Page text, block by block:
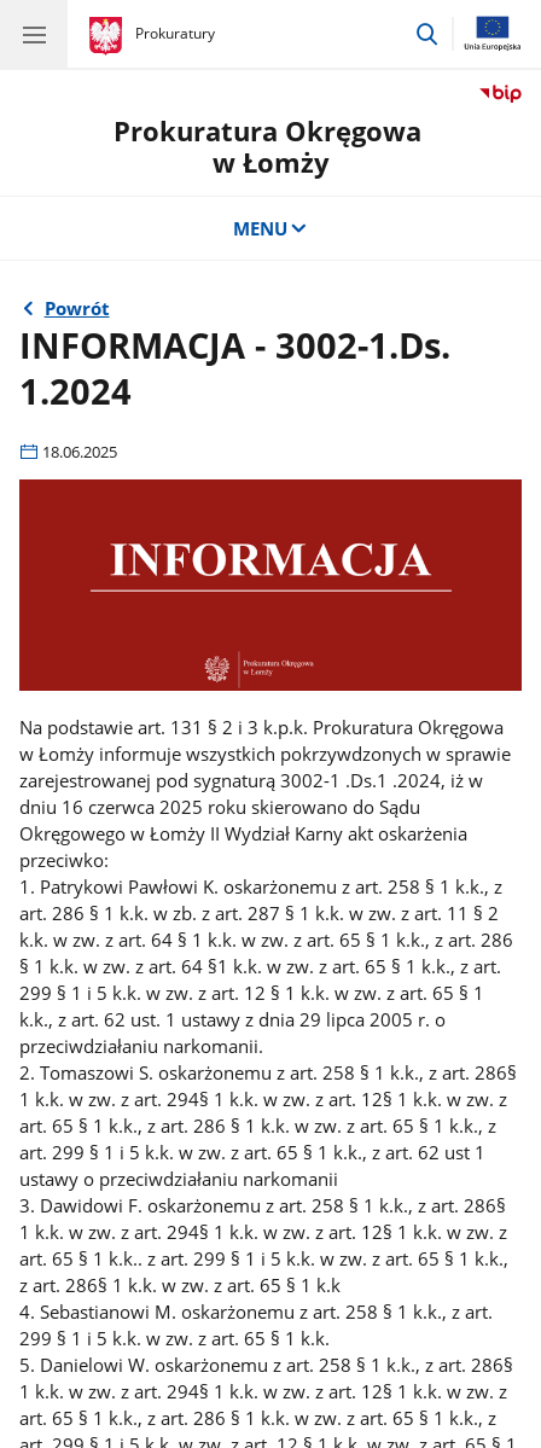
gov.pl
Prokuratury
gov.pl
Prokuratury
przejdź
Prokuratura Okręgowa
w Łomży
MENU
Powrót
INFORMACJA - 3002-1.Ds.
1.2024
18.06.2025
Na podstawie art. 131 § 2 i 3 k.p.k. Prokuratura Okręgowa
w Łomży informuje wszystkich pokrzywdzonych w sprawie
zarejestrowanej pod sygnaturą 3002-1 .Ds.1 .2024, iż w
dniu 16 czerwca 2025 roku skierowano do Sądu
Okręgowego w Łomży II Wydział Karny akt oskarżenia
przeciwko:
1. Patrykowi Pawłowi K. oskarżonemu z art. 258 § 1 k.k., z
art. 286 § 1 k.k. w zb. z art. 287 § 1 k.k. w zw. z art. 11 § 2
k.k. w zw. z art. 64 § 1 k.k. w zw. z art. 65 § 1 k.k., z art. 286
§ 1 k.k. w zw. z art. 64 §1 k.k. w zw. z art. 65 § 1 k.k., z art.
299 § 1 i 5 k.k. w zw. z art. 12 § 1 k.k. w zw. z art. 65 § 1
k.k., z art. 62 ust. 1 ustawy z dnia 29 lipca 2005 r. o
przeciwdziałaniu narkomanii.
2. Tomaszowi S. oskarżonemu z art. 258 § 1 k.k., z art. 286§
1 k.k. w zw. z art. 294§ 1 k.k. w zw. z art. 12§ 1 k.k. w zw. z
art. 65 § 1 k.k., z art. 286 § 1 k.k. w zw. z art. 65 § 1 k.k., z
art. 299 § 1 i 5 k.k. w zw. z art. 65 § 1 k.k., z art. 62 ust 1
ustawy o przeciwdziałaniu narkomanii
3. Dawidowi F. oskarżonemu z art. 258 § 1 k.k., z art. 286§
1 k.k. w zw. z art. 294§ 1 k.k. w zw. z art. 12§ 1 k.k. w zw. z
art. 65 § 1 k.k.. z art. 299 § 1 i 5 k.k. w zw. z art. 65 § 1 k.k.,
z art. 286§ 1 k.k. w zw. z art. 65 § 1 k.k
4. Sebastianowi M. oskarżonemu z art. 258 § 1 k.k., z art.
299 § 1 i 5 k.k. w zw. z art. 65 § 1 k.k.
5. Danielowi W. oskarżonemu z art. 258 § 1 k.k., z art. 286§
1 k.k. w zw. z art. 294§ 1 k.k. w zw. z art. 12§ 1 k.k. w zw. z
art. 65 § 1 k.k., z art. 286 § 1 k.k. w zw. z art. 65 § 1 k.k., z